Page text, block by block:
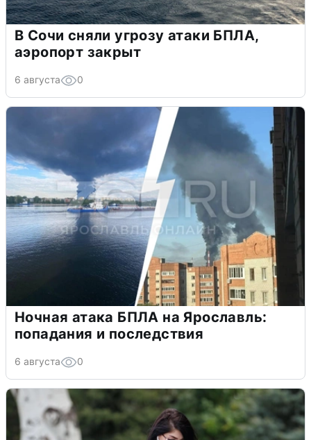
В Сочи сняли угрозу атаки БПЛА,
аэропорт закрыт
6 августа 0
Ночная атака БПЛА на Ярославль:
попадания и последствия
6 августа 0